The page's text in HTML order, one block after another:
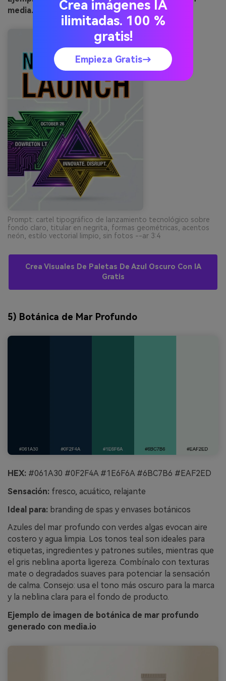
media.io
Prompt: cartel tipográfico de lanzamiento tecnológico sobre
fondo claro, titular en negrita, formas geométricas, acentos
neón, estilo vectorial limpio, sin fotos --ar 3:4
Crea Visuales De Paletas De Azul Oscuro Con IA
Gratis
5) Botánica de Mar Profundo
HEX: #061A30 #0F2F4A #1E6F6A #6BC7B6 #EAF2ED
Sensación: fresco, acuático, relajante
Ideal para: branding de spas y envases botánicos
Azules del mar profundo con verdes algas evocan aire
costero y agua limpia. Los tonos teal son ideales para
etiquetas, ingredientes y patrones sutiles, mientras que
el gris neblina aporta ligereza. Combínalo con texturas
mate o degradados suaves para potenciar la sensación
de calma. Consejo: usa el tono más oscuro para la marca
y la neblina clara para el fondo de producto.
Ejemplo de imagen de botánica de mar profundo
generado con media.io
Crea imágenes IA
ilimitadas. 100 %
gratis!
Empieza Gratis→